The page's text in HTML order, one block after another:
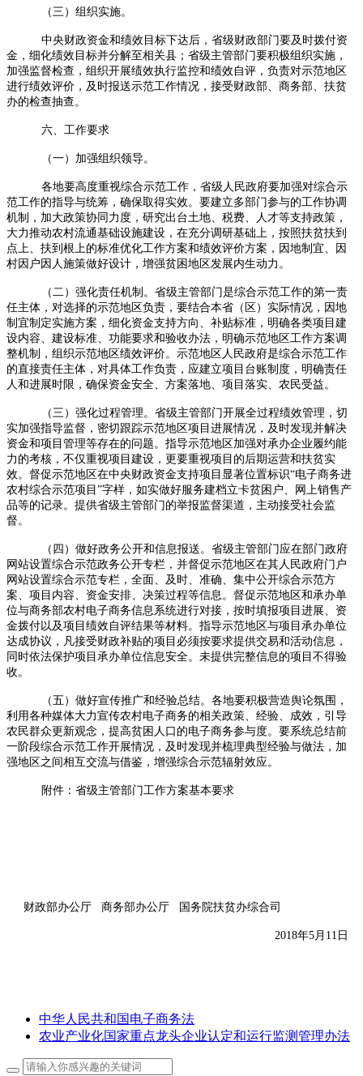
（三）组织实施。
中央财政资金和绩效目标下达后，省级财政部门要及时拨付资
金，细化绩效目标并分解至相关县；省级主管部门要积极组织实施，
加强监督检查，组织开展绩效执行监控和绩效自评，负责对示范地区
进行绩效评价，及时报送示范工作情况，接受财政部、商务部、扶贫
办的检查抽查。
六、工作要求
（一）加强组织领导。
各地要高度重视综合示范工作，省级人民政府要加强对综合示
范工作的指导与统筹，确保取得实效。要建立多部门参与的工作协调
机制，加大政策协同力度，研究出台土地、税费、人才等支持政策，
大力推动农村流通基础设施建设，在充分调研基础上，按照扶贫扶到
点上、扶到根上的标准优化工作方案和绩效评价方案，因地制宜、因
村因户因人施策做好设计，增强贫困地区发展内生动力。
（二）强化责任机制。省级主管部门是综合示范工作的第一责
任主体，对选择的示范地区负责，要结合本省（区）实际情况，因地
制宜制定实施方案，细化资金支持方向、补贴标准，明确各类项目建
设内容、建设标准、功能要求和验收办法，明确示范地区工作方案调
整机制，组织示范地区绩效评价。示范地区人民政府是综合示范工作
的直接责任主体，对具体工作负责，应建立项目台账制度，明确责任
人和进展时限，确保资金安全、方案落地、项目落实、农民受益。
（三）强化过程管理。省级主管部门开展全过程绩效管理，切
实加强指导监督，密切跟踪示范地区项目进展情况，及时发现并解决
资金和项目管理等存在的问题。指导示范地区加强对承办企业履约能
力的考核，不仅重视项目建设，更要重视项目的后期运营和扶贫实
效。督促示范地区在中央财政资金支持项目显著位置标识“电子商务进
农村综合示范项目”字样，如实做好服务建档立卡贫困户、网上销售产
品等的记录。提供省级主管部门的举报监督渠道，主动接受社会监
督。
（四）做好政务公开和信息报送。省级主管部门应在部门政府
网站设置综合示范政务公开专栏，并督促示范地区在其人民政府门户
网站设置综合示范专栏，全面、及时、准确、集中公开综合示范方
案、项目内容、资金安排、决策过程等信息。督促示范地区和承办单
位与商务部农村电子商务信息系统进行对接，按时填报项目进展、资
金拨付以及项目绩效自评结果等材料。指导示范地区与项目承办单位
达成协议，凡接受财政补贴的项目必须按要求提供交易和活动信息，
同时依法保护项目承办单位信息安全。未提供完整信息的项目不得验
收。
（五）做好宣传推广和经验总结。各地要积极营造舆论氛围，
利用各种媒体大力宣传农村电子商务的相关政策、经验、成效，引导
农民群众更新观念，提高贫困人口的电子商务参与度。要系统总结前
一阶段综合示范工作开展情况，及时发现并梳理典型经验与做法，加
强地区之间相互交流与借鉴，增强综合示范辐射效应。
附件：省级主管部门工作方案基本要求
财政部办公厅 商务部办公厅 国务院扶贫办综合司
2018年5月11日
中华人民共和国电子商务法
农业产业化国家重点龙头企业认定和运行监测管理办法